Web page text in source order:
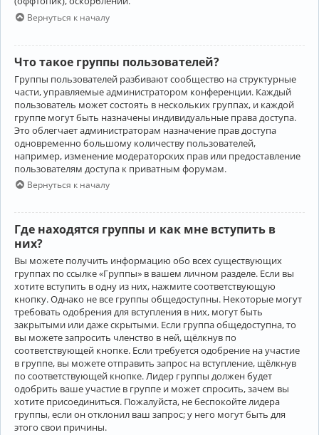
Вернуться к началу
Что такое группы пользователей?
Группы пользователей разбивают сообщество на структурные
части, управляемые администратором конференции. Каждый
пользователь может состоять в нескольких группах, и каждой
группе могут быть назначены индивидуальные права доступа.
Это облегчает администраторам назначение прав доступа
одновременно большому количеству пользователей,
например, изменение модераторских прав или предоставление
пользователям доступа к приватным форумам.
Вернуться к началу
Где находятся группы и как мне вступить в
них?
Вы можете получить информацию обо всех существующих
группах по ссылке «Группы» в вашем личном разделе. Если вы
хотите вступить в одну из них, нажмите соответствующую
кнопку. Однако не все группы общедоступны. Некоторые могут
требовать одобрения для вступления в них, могут быть
закрытыми или даже скрытыми. Если группа общедоступна, то
вы можете запросить членство в ней, щёлкнув по
соответствующей кнопке. Если требуется одобрение на участие
в группе, вы можете отправить запрос на вступление, щёлкнув
по соответствующей кнопке. Лидер группы должен будет
одобрить ваше участие в группе и может спросить, зачем вы
хотите присоединиться. Пожалуйста, не беспокойте лидера
группы, если он отклонил ваш запрос; у него могут быть для
этого свои причины.